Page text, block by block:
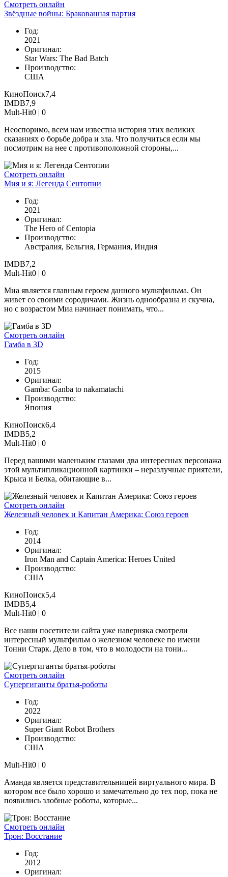
Смотреть онлайн
Звёздные войны: Бракованная партия
Год:
2021
Оригинал:
Star Wars: The Bad Batch
Производство:
США
КиноПоиск7,4
IMDB7,9
Mult-Hit0 | 0
Неоспоримо, всем нам известна история этих великих
сказаниях о борьбе добра и зла. Что получиться если мы
посмотрим на нее с противоположной стороны,...
Смотреть онлайн
Мия и я: Легенда Сентопии
Год:
2021
Оригинал:
The Hero of Centopia
Производство:
Австралия, Бельгия, Германия, Индия
IMDB7,2
Mult-Hit0 | 0
Миа является главным героем данного мультфильма. Он
живет со своими сородичами. Жизнь однообразна и скучна,
но с возрастом Миа начинает понимать, что...
Смотреть онлайн
Гамба в 3D
Год:
2015
Оригинал:
Gamba: Ganba to nakamatachi
Производство:
Япония
КиноПоиск6,4
IMDB5,2
Mult-Hit0 | 0
Перед вашими маленьким глазами два интересных персонажа
этой мультипликационной картинки – неразлучные приятели,
Крыса и Белка, обитающие в...
Смотреть онлайн
Железный человек и Капитан Америка: Союз героев
Год:
2014
Оригинал:
Iron Man and Captain America: Heroes United
Производство:
США
КиноПоиск5,4
IMDB5,4
Mult-Hit0 | 0
Все наши посетители сайта уже наверняка смотрели
интересный мультфильм о железном человеке по имени
Тонни Старк. Дело в том, что в молодости на тони...
Смотреть онлайн
Супергиганты братья-роботы
Год:
2022
Оригинал:
Super Giant Robot Brothers
Производство:
США
Mult-Hit0 | 0
Аманда является представительницей виртуального мира. В
котором все было хорошо и замечательно до тех пор, пока не
появились злобные роботы, которые...
Смотреть онлайн
Трон: Восстание
Год:
2012
Оригинал: